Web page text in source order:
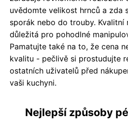
uvědomte velikost hrnců a zda
sporák nebo do trouby. Kvalitní
důležitá pro pohodlné
Pamatujte také na to, že cena
kvalitu - pečlivě si prostudujte
ostatních uživatelů před
vaši kuchyni.
Nejlepší způsoby